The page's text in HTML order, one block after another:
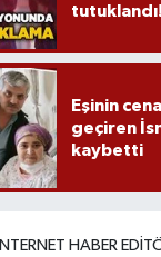
tutuklandı!
Eşinin
geçiren
kaybetti
İNTERNET HABER